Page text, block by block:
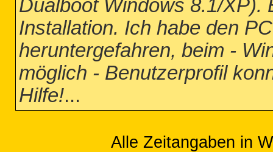
Dualboot Windows 8.1/XP).
Installation. Ich habe den
heruntergefahren, beim -
möglich - Benutzerprofil
Hilfe!...
Alle Zeitangaben in